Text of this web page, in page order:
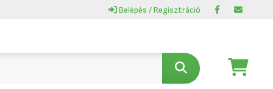
Belépés / Regisztráció